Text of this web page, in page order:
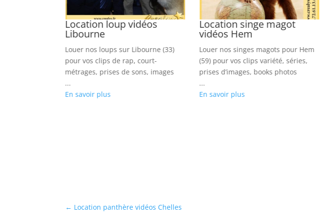
Location loup vidéos
Libourne
Louer nos loups sur Libourne (33)
pour vos clips de rap, court-
métrages, prises de sons, images
...
En savoir plus
Location singe magot
vidéos Hem
Louer nos singes magots pour Hem
(59) pour vos clips variété, séries,
prises d’images, books photos
...
En savoir plus
← Location panthère vidéos Chelles